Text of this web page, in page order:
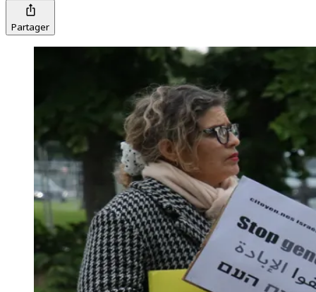
Partager